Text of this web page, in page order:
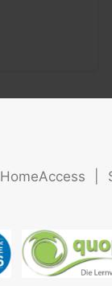
HomeAccess